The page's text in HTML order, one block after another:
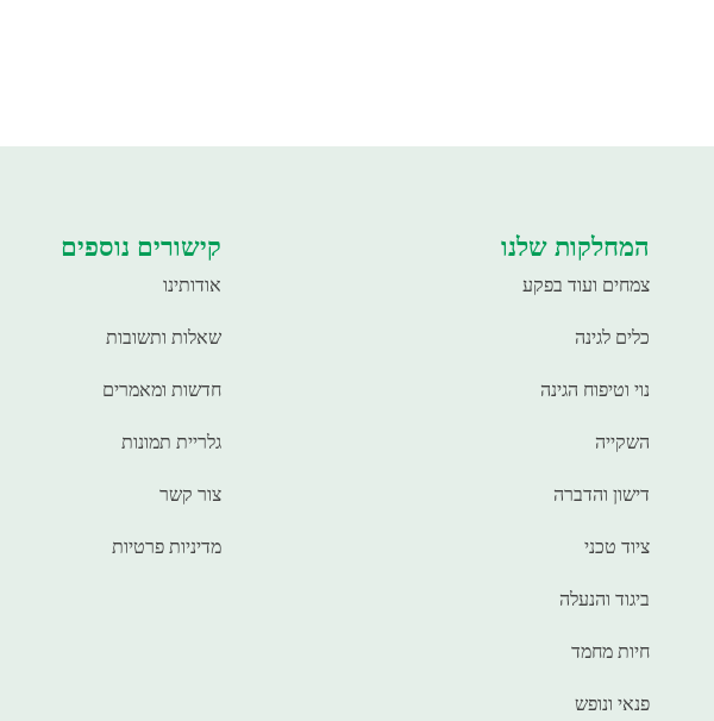
המחלקות שלנו
צמחים ועוד בפקע
כלים לגינה
נוי וטיפוח הגינה
השקייה
דישון והדברה
ציוד טכני
ביגוד והנעלה
חיות מחמד
פנאי ונופש
קישורים נוספים
אודותינו
שאלות ותשובות
חדשות ומאמרים
גלריית תמונות
צור קשר
מדיניות פרטיות